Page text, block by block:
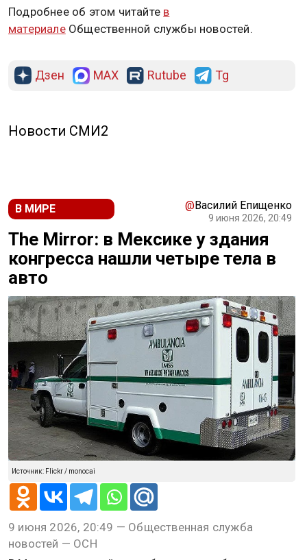
Подробнее об этом читайте в
материалеОбщественной службы новостей.
Дзен MAX Rutube Tg
Новости СМИ2
В МИРЕ @Василий Епищенко
9 июня 2026, 20:49
The Mirror: в Мексике у здания
конгресса нашли четыре тела в
авто
Источник: Flickr / monocai
9 июня 2026, 20:49 — Общественная служба
новостей — ОСН